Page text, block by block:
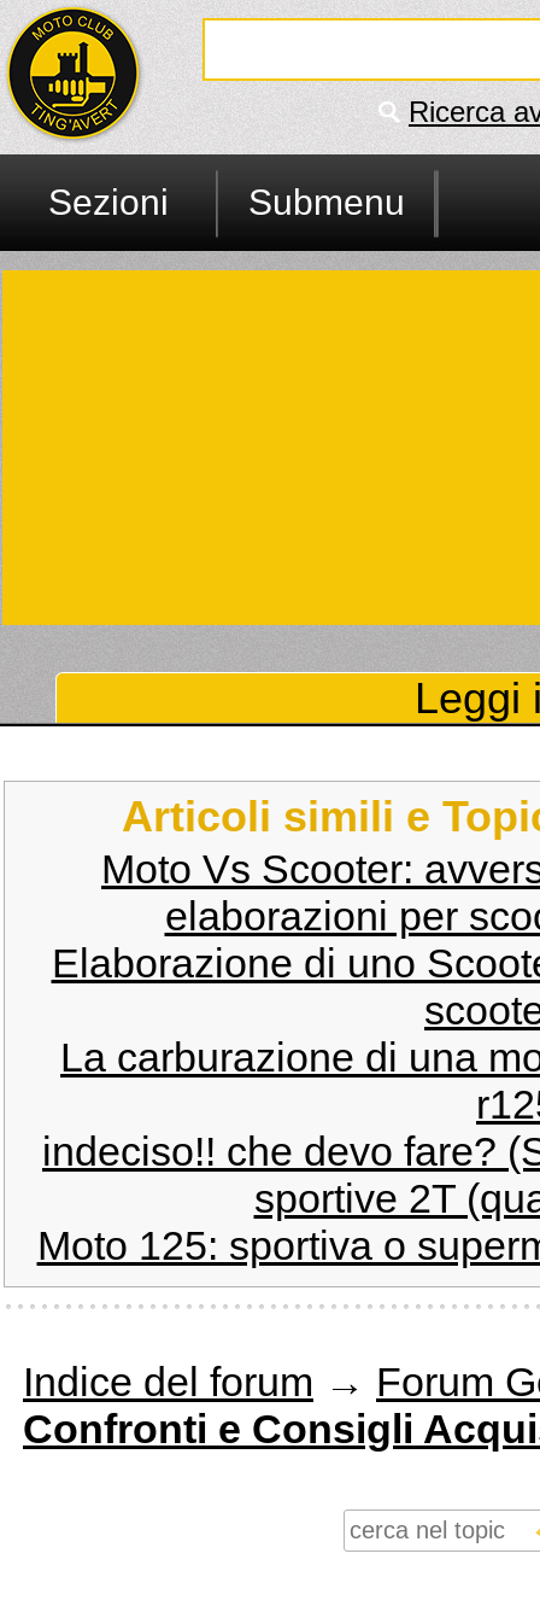
Ricerca
Sezioni Submenu
Leggi
Articoli simili e
Moto Vs Scooter:
elaborazioni per
Elaborazione di uno
La carburazione di una
indeciso!! che devo fare?
sportive 2T
Moto 125: sportiva o
Indice del forum → Forum
Confronti e Consigli